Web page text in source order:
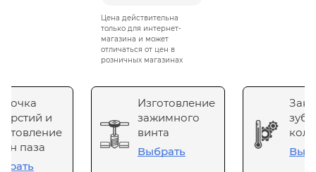
Цена действительна
только для интернет-
магазина и может
отличаться от цен в
розничных магазинах
и
паза
Изготовление
зажимного
винта
Выбрать